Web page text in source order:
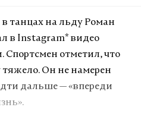
танцах на льду Роман
в Instagram* видео
Спортсмен отметил, что
Он не намерен
дальше — «впереди